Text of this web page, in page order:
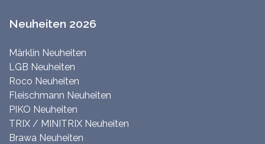
Neuheiten 2026
Märklin Neuheiten
LGB Neuheiten
Roco Neuheiten
Fleischmann Neuheiten
PIKO Neuheiten
TRIX / MINITRIX Neuheiten
Brawa Neuheiten